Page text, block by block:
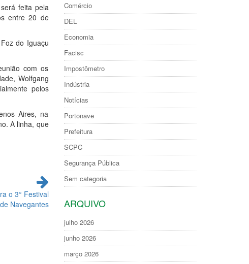
feita pela
entre 20 de
do Iguaçu
com os
Wolfgang
pelos
Aires, na
A linha, que
o 3° Festival
Navegantes
Comércio
DEL
Economia
Facisc
Impostômetro
Indústria
Notícias
Portonave
Prefeitura
SCPC
Segurança Pública
Sem categoria
ARQUIVO
julho 2026
junho 2026
março 2026